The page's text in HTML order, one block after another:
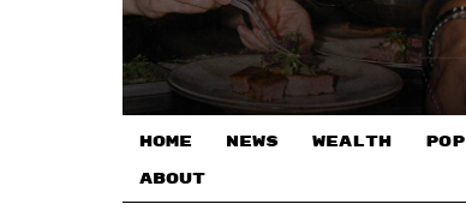
HOME NEWS WEALTH POP
ABOUT